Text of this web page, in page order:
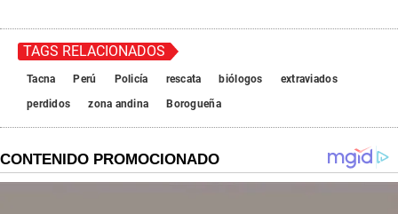
TAGS RELACIONADOS
Tacna Perú Policía rescata biólogos
extraviados
perdidos
zona andina Borogueña